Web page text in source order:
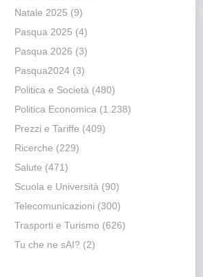
Natale 2025 (9)
Pasqua 2025 (4)
Pasqua 2026 (3)
Pasqua2024(3)
Politica e Società (480)
Politica Economica (1.238)
Prezzi e Tariffe (409)
Ricerche (229)
Salute (471)
Scuola e Università (90)
Telecomunicazioni (300)
Trasporti e Turismo (626)
Tu che ne sAI? (2)